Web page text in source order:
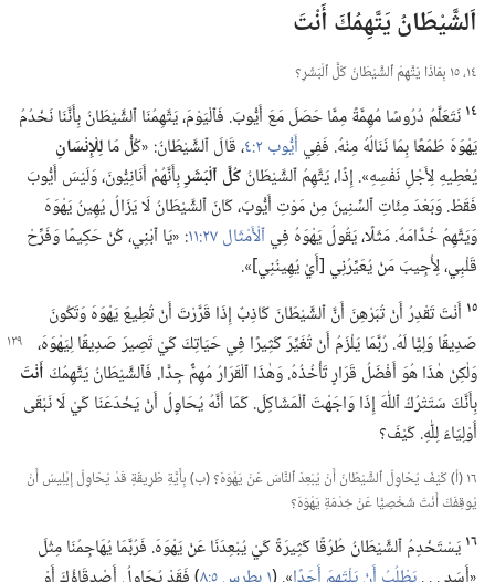
اَلشَّيْطَانُ يَتَّهِمُكَ أَنْتَ
١٤،‏ ١٥ بِمَاذَا يَتَّهِمُ ٱلشَّيْطَانُ كُلَّ ٱلْبَشَرِ؟‏
١٤ نَتَعَلَّمُ دُرُوسًا مُهِمَّةً مِمَّا حَصَلَ مَعَ أَيُّوبَ.‏ فَٱلْيَوْمَ،‏ يَتَّهِمُنَا ٱلشَّيْطَانُ بِأَنَّنَا نَخْدُمُ
يَهْوَهَ طَمَعًا بِمَا نَنَالُهُ مِنْهُ.‏ فَفِي أَيُّوب ٢:‏٤ ‏،‏ قَالَ ٱلشَّيْطَانُ:‏ «كُلُّ مَالِلْإِنْسَانِ
يُعْطِيهِ لِأَجْلِ نَفْسِهِ».‏ إِذًا،‏ يَتَّهِمُ ٱلشَّيْطَانُكُلَّ ٱلْبَشَرِبِأَنَّهُمْ أَنَانِيُّونَ،‏ وَلَيْسَ أَيُّوبَ
فَقَطْ.‏ وَبَعْدَ مِئَاتِ ٱلسِّنِينَ مِنْ مَوْتِ أَيُّوبَ،‏ كَانَ ٱلشَّيْطَانُ لَا يَزَالُ يُهِينُ يَهْوَهَ
وَيَتَّهِمُ خُدَّامَهُ.‏ مَثَلًا،‏ يَقُولُ يَهْوَهُ فِيٱلْأَمْثَال ٢٧:‏١١
‏:‏ «يَا ٱبْنِي،‏ كُنْ حَكِيمًا وَفَرِّحْ
قَلْبِي،‏ لِأُجِيبَ مَنْ يُعَيِّرُنِي [أَيْ يُهِينُنِي]».‏
١٥ أَنْتَ تَقْدِرُ أَنْ تُبَرْهِنَ أَنَّ ٱلشَّيْطَانَ كَاذِبٌ إِذَا قَرَّرْتَ أَنْ تُطِيعَ يَهْوَهَ وَتَكُونَ
صَدِيقًا وَلِيًّا لَهُ.‏ رُبَّمَا يَلْزَمُ أَنْ تُغَيِّرَ كَثِيرًا فِي حَيَاتِكَ كَيْتَصِيرَ صَدِيقًا لِيَهْوَهَ،‏
وَلٰكِنْ هٰذَا هُوَ أَفْضَلُ قَرَارٍ تَأْخُذُهُ.‏ وَهٰذَا ٱلْقَرَارُ مُهِمٌّ جِدًّا.‏ فَٱلشَّيْطَانُ يَتَّهِمُكَ أَنْتَ
بِأَنَّكَ سَتَتْرُكُ ٱللّٰهَ إِذَا وَاجَهْتَ ٱلْمَشَاكِلَ.‏ كَمَا أَنَّهُ يُحَاوِلُ أَنْ يَخْدَعَنَا كَيْ لَا نَبْقَى
أَوْلِيَاءَ لِلّٰهِ.‏ كَيْفَ؟‏
١٦ (‏أ)‏ كَيْفَ يُحَاوِلُ ٱلشَّيْطَانُ أَنْ يُبْعِدَ ٱلنَّاسَ عَنْ يَهْوَهَ؟‏ (‏ب)‏ بِأَيَّةِ طَرِيقَةٍ قَدْ يُحَاوِلُ إِبْلِيسُ أَنْ
يُوقِفَكَ أَنْتَ شَخْصِيًّا عَنْ خِدْمَةِ يَهْوَهَ؟‏
١٦ يَسْتَخْدِمُ ٱلشَّيْطَانُ طُرُقًا كَثِيرَةً كَيْ يُبْعِدَنَا عَنْ يَهْوَهَ.‏ فَرُبَّمَا يُهَاجِمُنَا مِثْلَ